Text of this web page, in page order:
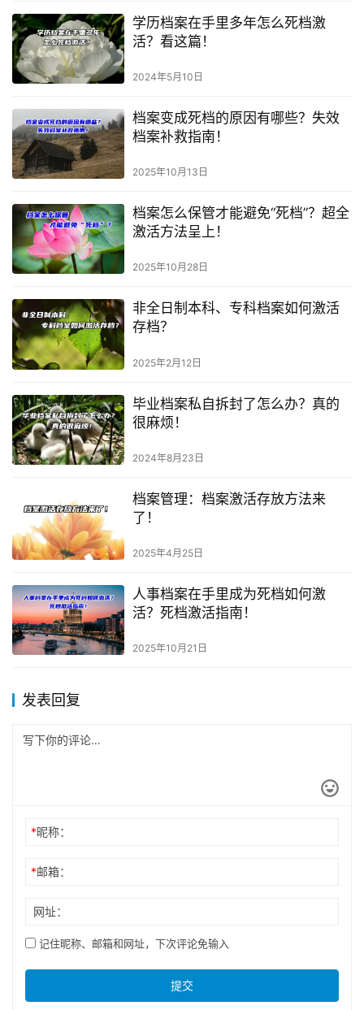
学历档案在手里多年怎么死档激
活？看这篇！
2024年5月10日
档案变成死档的原因有哪些？失效
档案补救指南！
2025年10月13日
档案怎么保管才能避免“死档”？超全
激活方法呈上！
2025年10月28日
非全日制本科、专科档案如何激活
存档？
2025年2月12日
毕业档案私自拆封了怎么办？真的
很麻烦！
2024年8月23日
档案管理：档案激活存放方法来
了！
2025年4月25日
人事档案在手里成为死档如何激
活？死档激活指南！
2025年10月21日
发表回复
*昵称：
*邮箱：
网址：
记住昵称、邮箱和网址，下次评论免输入
提交